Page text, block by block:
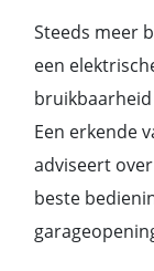
Steeds meer
een
Een erkende
adviseert
beste